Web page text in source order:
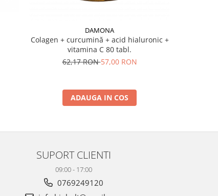
DAMONA
Colagen + curcumină + acid hialuronic +
vitamina C 80 tabl.
62,17 RON57,00 RON
ADAUGA IN COS
SUPORT CLIENTI
09:00 - 17:00
0769249120